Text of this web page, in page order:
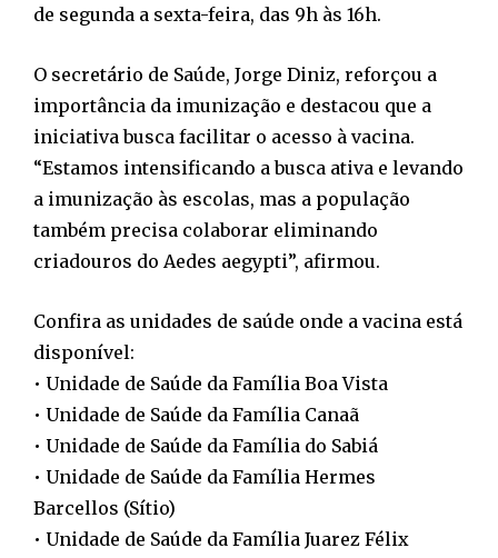
de segunda a sexta-feira, das 9h às 16h.
O secretário de Saúde, Jorge Diniz, reforçou a
importância da imunização e destacou que a
iniciativa busca facilitar o acesso à vacina.
“Estamos intensificando a busca ativa e levando
a imunização às escolas, mas a população
também precisa colaborar eliminando
criadouros do Aedes aegypti”, afirmou.
Confira as unidades de saúde onde a vacina está
disponível:
• Unidade de Saúde da Família Boa Vista
• Unidade de Saúde da Família Canaã
• Unidade de Saúde da Família do Sabiá
• Unidade de Saúde da Família Hermes
Barcellos (Sítio)
• Unidade de Saúde da Família Juarez Félix